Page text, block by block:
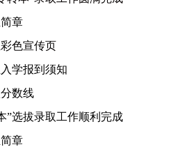
章
色宣传页
学报到须知
数线
”选拔录取工作顺利完成
章